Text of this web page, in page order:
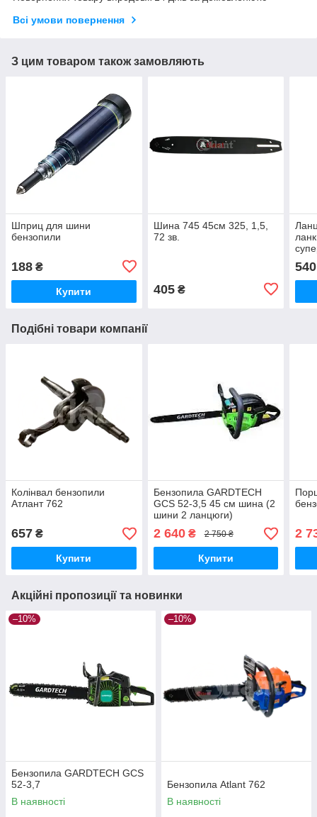
Всі умови повернення
З цим товаром також замовляють
Шприц для шини
бензопили
188 ₴
Купити
Шина 745 45см 325, 1,5,
72 зв.
405₴
540
Подібні товари компанії
Колінвал бензопили
Атлант 762
657 ₴
Купити
Бензопила GARDTECH
GCS 52-3,5 45 см шина (2
шини 2 ланцюги)
2 640₴ 2 750 ₴
Купити
2
Акційні пропозиції та новинки
–10%
Бензопила GARDTECH GCS
52-3,7
В наявності
–10%
Бензопила Atlant 762
В наявності